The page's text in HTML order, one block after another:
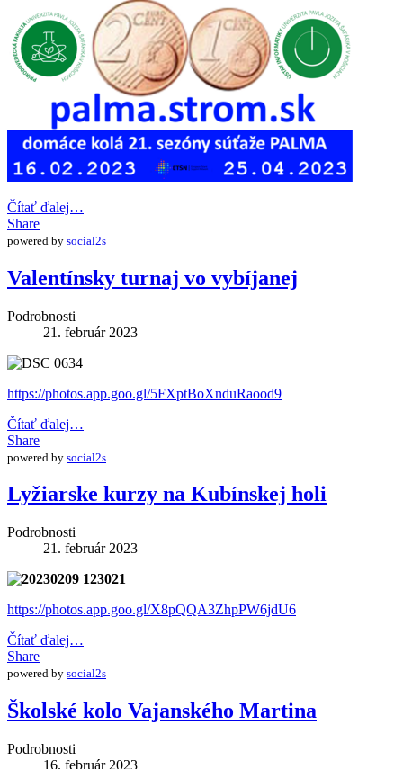
Čítať ďalej…
Share
powered by social2s
Valentínsky turnaj vo vybíjanej
Podrobnosti
21. február 2023
https://photos.app.goo.gl/5FXptBoXnduRaood9
Čítať ďalej…
Share
powered by social2s
Lyžiarske kurzy na Kubínskej holi
Podrobnosti
21. február 2023
https://photos.app.goo.gl/X8pQQA3ZhpPW6jdU6
Čítať ďalej…
Share
powered by social2s
Školské kolo Vajanského Martina
Podrobnosti
16. február 2023